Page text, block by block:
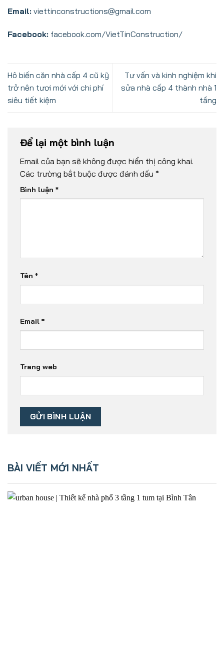
Email: viettinconstructions@gmail.com
Facebook: facebook.com/VietTinConstruction/
Hô biến căn nhà cấp 4 cũ kỹ
trở nên tươi mới với chi phí
siêu tiết kiệm
Tư vấn và kinh nghiệm khi
sửa nhà cấp 4 thành nhà 1
tầng
Để lại một bình luận
Email của bạn sẽ không được hiển thị công khai.
Các trường bắt buộc được đánh dấu *
Bình luận *
Tên *
Email *
Trang web
BÀI VIẾT MỚI NHẤT